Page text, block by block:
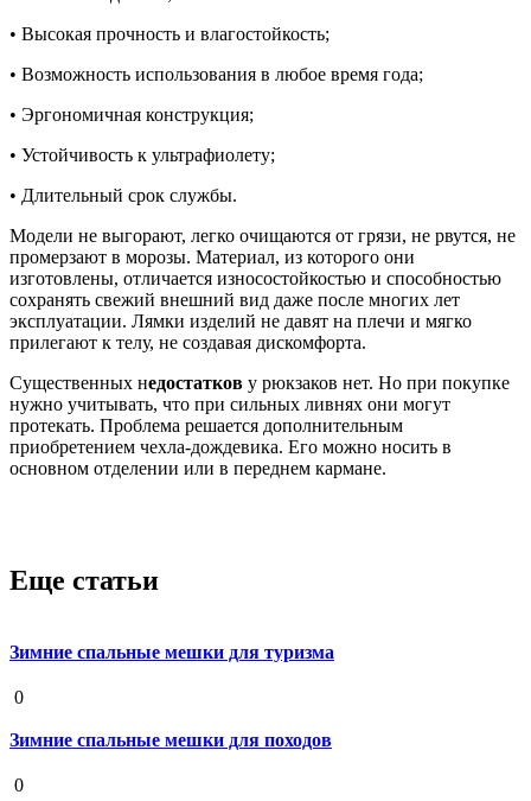
• Высокая прочность и влагостойкость;
• Возможность использования в любое время года;
• Эргономичная конструкция;
• Устойчивость к ультрафиолету;
• Длительный срок службы.
Модели не выгорают, легко очищаются от грязи, не рвутся, не
промерзают в морозы. Материал, из которого они
изготовлены, отличается износостойкостью и способностью
сохранять свежий внешний вид даже после многих лет
эксплуатации. Лямки изделий не давят на плечи и мягко
прилегают к телу, не создавая дискомфорта.
Существенных недостатков у рюкзаков нет. Но при покупке
нужно учитывать, что при сильных ливнях они могут
протекать. Проблема решается дополнительным
приобретением чехла-дождевика. Его можно носить в
основном отделении или в переднем кармане.
Еще статьи
Зимние спальные мешки для туризма
0
Зимние спальные мешки для походов
0